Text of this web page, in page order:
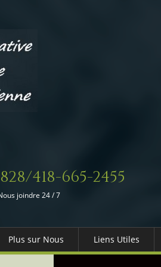
418-665-2455
joindre 24 / 7
Plus sur Nous Liens Utiles